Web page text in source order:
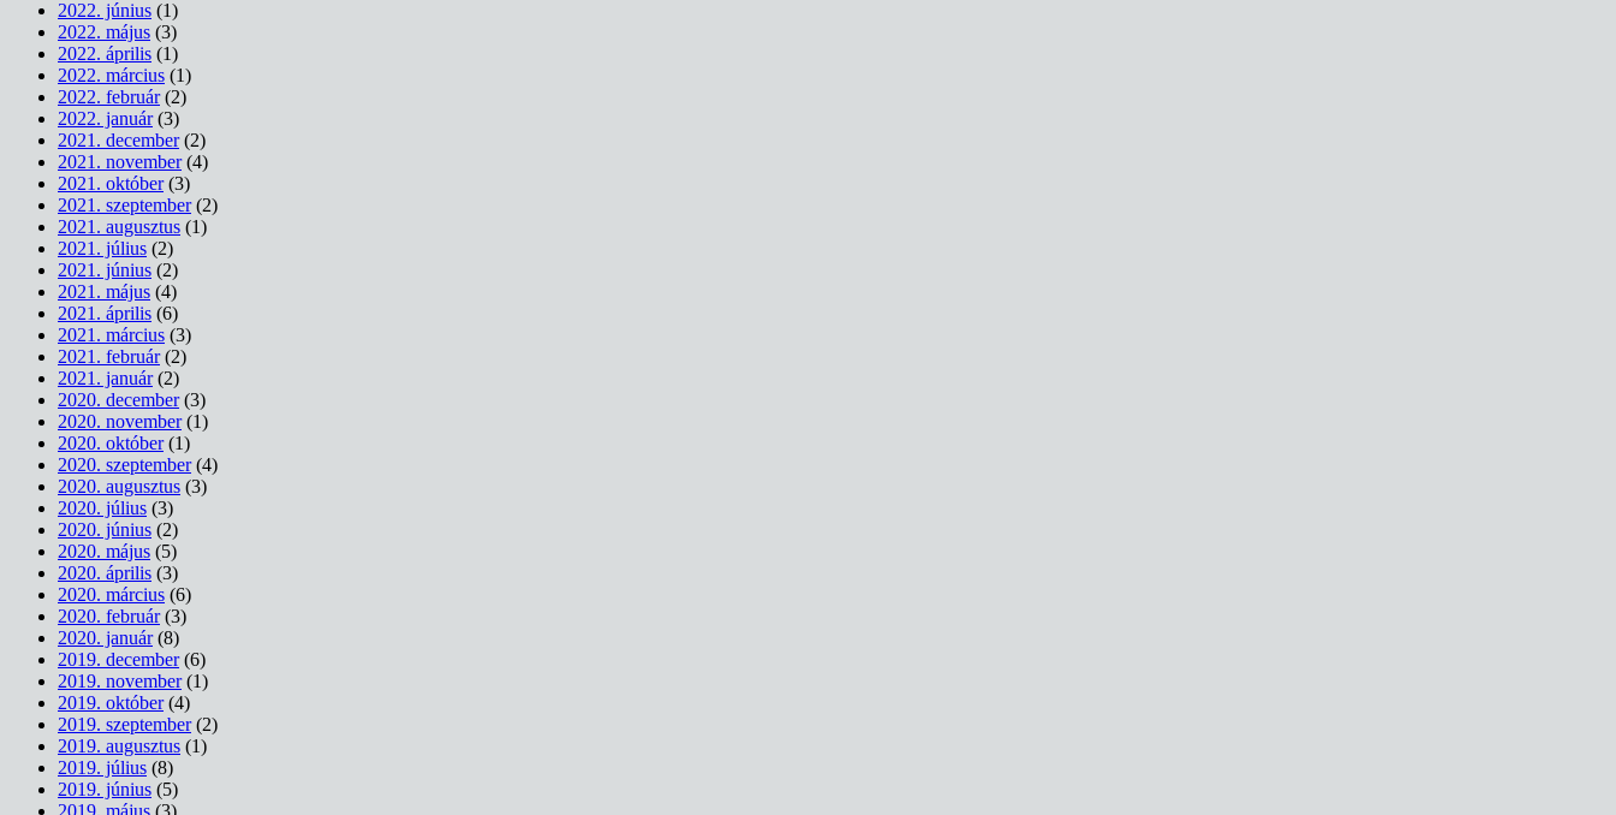
2022. június (1)
2022. május (3)
2022. április (1)
2022. március (1)
2022. február(2)
2022. január(3)
2021. december(2)
2021. november(4)
2021. október(3)
2021. szeptember(2)
2021. augusztus (1)
2021. július (2)
2021. június (2)
2021. május (4)
2021. április (6)
2021. március (3)
2021. február(2)
2021. január(2)
2020. december(3)
2020. november(1)
2020. október(1)
2020. szeptember(4)
2020. augusztus (3)
2020. július (3)
2020. június (2)
2020. május (5)
2020. április (3)
2020. március (6)
2020. február(3)
2020. január(8)
2019. december(6)
2019. november(1)
2019. október(4)
2019. szeptember(2)
2019. augusztus (1)
2019. július (8)
2019. június (5)